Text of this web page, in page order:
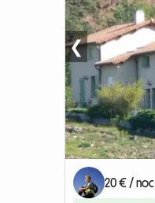
❮
20 € / noc